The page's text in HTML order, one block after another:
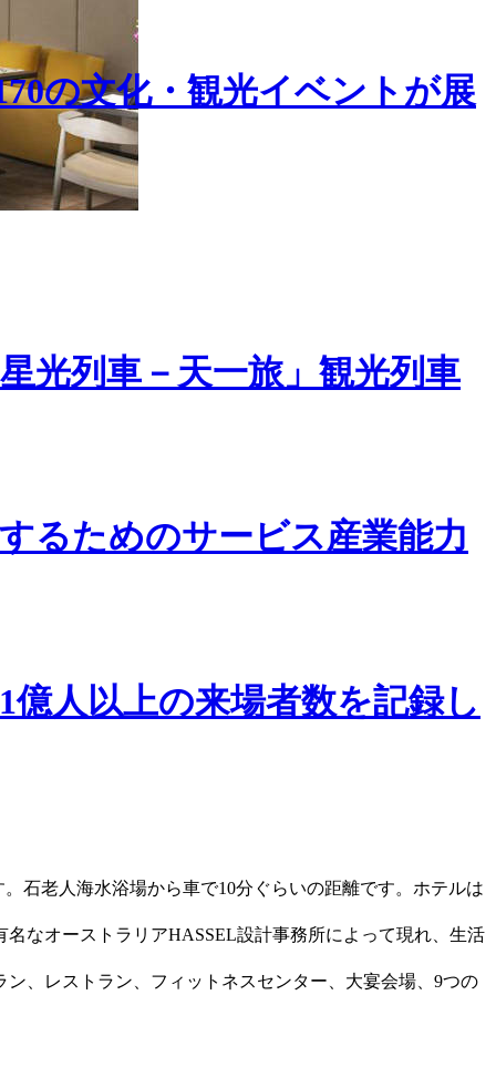
の文化・観光イベントが展
光列車－天一旅」観光列車
るためのサービス産業能力
人以上の来場者数を記録し
石老人海水浴場から車で10分ぐらいの距離です。ホテルは
なオーストラリアHASSEL設計事務所によって現れ、生活
、レストラン、フィットネスセンター、大宴会場、9つの